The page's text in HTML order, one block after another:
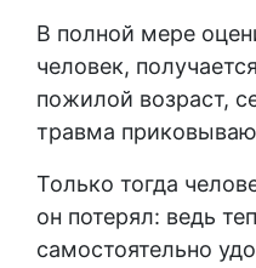
В полной мере
человек,
пожилой возраст,
травма
Только тогда
он потерял: ведь
самостоятельно